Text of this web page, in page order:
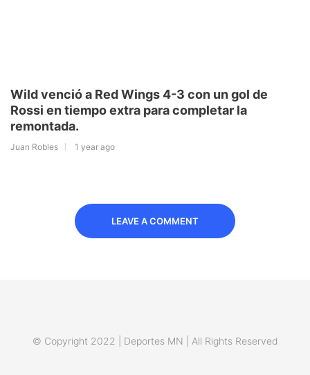
Wild venció a Red Wings 4-3 con un gol de
Rossi en tiempo extra para completar la
remontada.
Juan Robles 1 year ago
LEAVE A COMMENT
© Copyright 2022 | Deportes MN | All Rights Reserved